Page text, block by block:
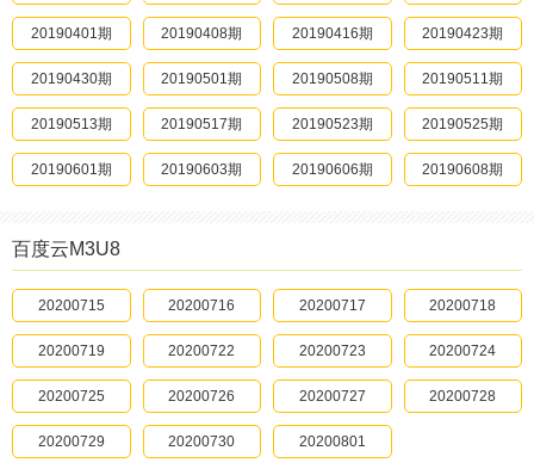
20250328 20250329 20250401 20250402
20250403 20250404 20250406 20250407
20250408 20250410 20250411 20250412
20250414 20250417 20250418 20250422
20250430
20250508 20250509 20250510 20250511
20250512 20250513 20250514 20250517
20250518 20250520 20250521 20250522
20250523 20250524 20250525
20241023期 20241024期 20241025期 20241026期
20241027期 20241028期 20241029期 20241030期
20241031期 20241101期 20241102期 20241103期
20241104期 20241105期 20241106期 20241107期
20241112期
20241116期 20241117期 20241118期 20241120期
20241121期 20241122期 20241123期 20241124期
20241126期 20241128期 20241129期 20241130期
20241201期 20241202期 20241203期
20240915 20240917 20240918 20240920
20240921 20240922 20241012 20241016
20241017 20241019 20241021 20241024
20241027 20241028 20241101 20241102
20241112
20241120 20241122 20241126 20241130
20241202 20241205 20241206 20241207
20241208 20241213 20241214 20241216
20241220 20241226 20241231
20190401期 20190408期 20190416期 20190423期
20190430期 20190501期 20190508期 20190511期
20190513期 20190517期 20190523期 20190525期
20190601期 20190603期 20190606期 20190608期
20190701期
20190720期 20190727期 20190801期 20190803期
20190807期 20190812期 20190817期 20190819期
20190824期 20190828期 20190831期 20190901期
20190907期 20190914期 20190918期
百度云M3U8
20200715 20200716 20200717 20200718
20200719 20200722 20200723 20200724
20200725 20200726 20200727 20200728
20200729 20200730 20200801